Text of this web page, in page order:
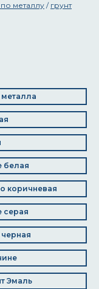
металлу/ грунт
белая
коричневая
серая
Эмаль